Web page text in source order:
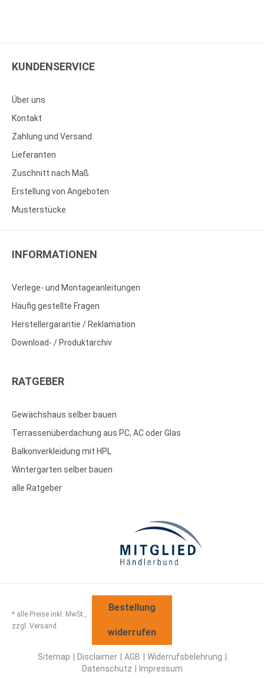
KUNDENSERVICE
Über uns
Kontakt
Zahlung und Versand
Lieferanten
Zuschnitt nach Maß
Erstellung von Angeboten
Musterstücke
INFORMATIONEN
Verlege- und Montageanleitungen
Häufig gestellte Fragen
Herstellergarantie / Reklamation
Download- / Produktarchiv
RATGEBER
Gewächshaus selber bauen
Terrassenüberdachung aus PC, AC oder Glas
Balkonverkleidung mit HPL
Wintergarten selber bauen
alle Ratgeber
* alle Preise inkl. MwSt.,
zzgl. Versand.
Bestellung
widerrufen
Sitemap Disclaimer AGB
Widerrufsbelehrung
Datenschutz
Impressum